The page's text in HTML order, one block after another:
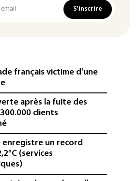
S'inscrire
français victime d'une
après la fuite des
clients
enregistre un record
(services